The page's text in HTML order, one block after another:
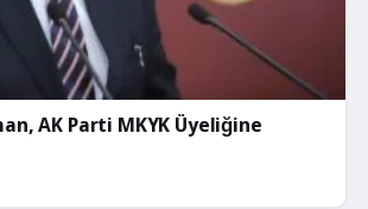
AK Parti MKYK Üyeliğine